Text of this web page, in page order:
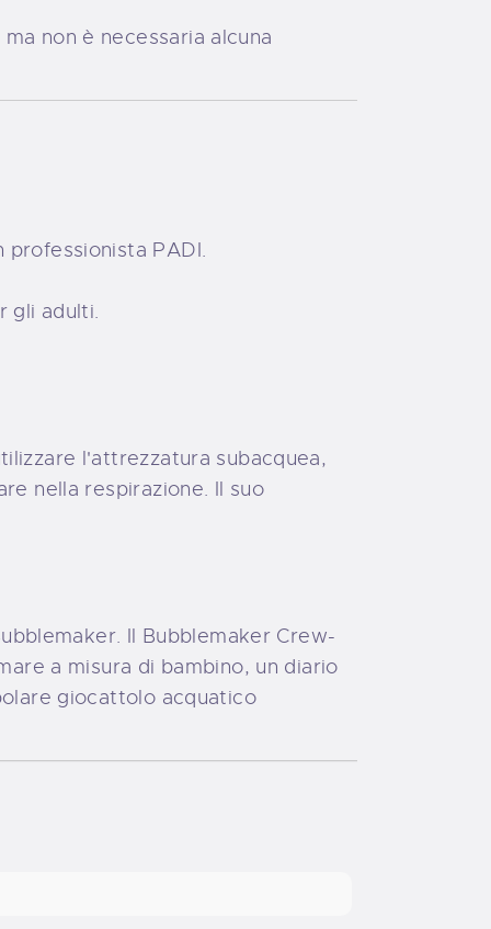
non è necessaria alcuna
PADI.
gli adulti.
l'attrezzatura subacquea,
nella respirazione. Il suo
Il Bubblemaker Crew-
a misura di bambino, un diario
giocattolo acquatico